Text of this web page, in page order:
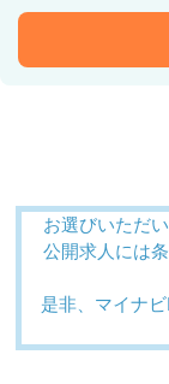
お選びいただ
公開求人には
是非、マイナ